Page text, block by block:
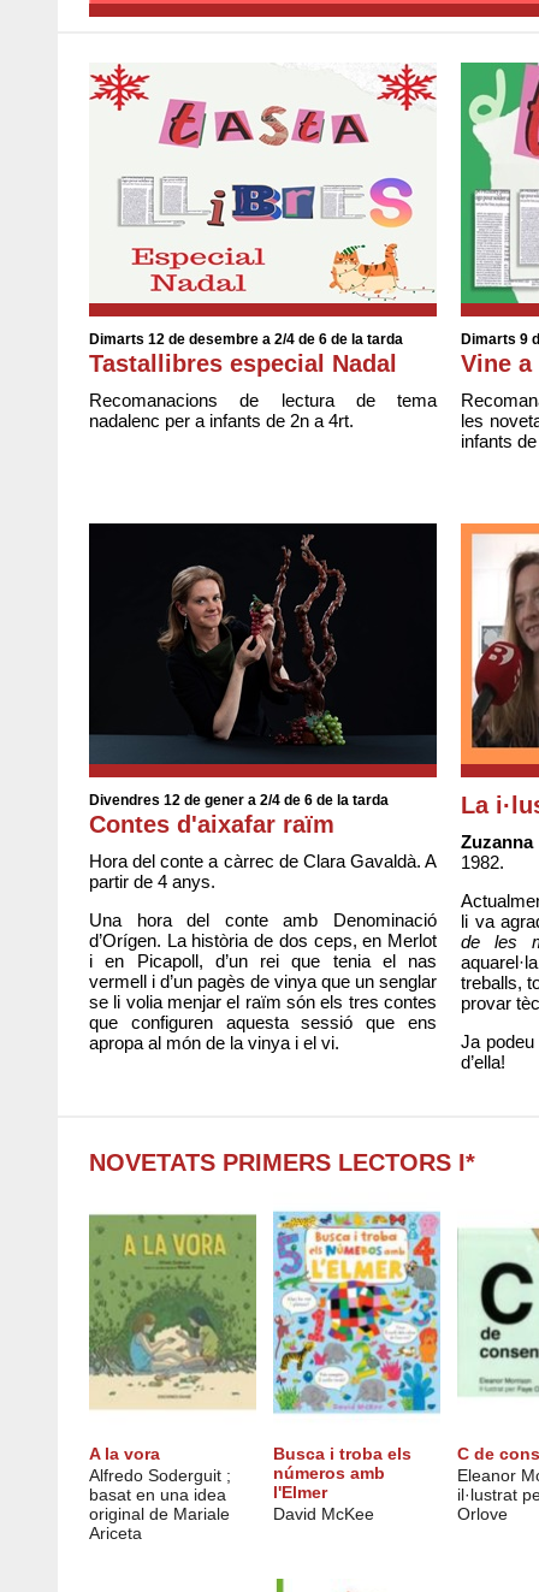
Dimarts 12 de desembre a 2/4 de 6 de la tarda
Tastallibres especial Nadal
Recomanacions de lectura de tema
nadalenc per a infants de 2n a 4rt.
Dimarts 9
Vine
les
infants
Divendres 12 de gener a 2/4 de 6 de la tarda
Contes d'aixafar raïm
Hora del conte a càrrec de Clara Gavaldà. A
partir de 4 anys.
Una hora del conte amb Denominació
d’Orígen. La història de dos ceps, en Merlot
i en Picapoll, d’un rei que tenia el nas
vermell i d’un pagès de vinya que un senglar
se li volia menjar el raïm són els tres contes
que configuren aquesta sessió que ens
apropa al món de la vinya i el vi.
La
1982.
li va
de les
treballs,
provar
Ja
d’ella!
NOVETATS PRIMERS LECTORS I*
A la vora
Alfredo Soderguit ;
basat en una idea
original de Mariale
Ariceta
Busca i troba els
números amb
l'Elmer
David McKee
C de
Eleanor
il·lustrat
Orlove